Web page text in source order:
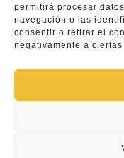
permitirá procesar
navegación o las
consentir o retirar el
negativamente a
All